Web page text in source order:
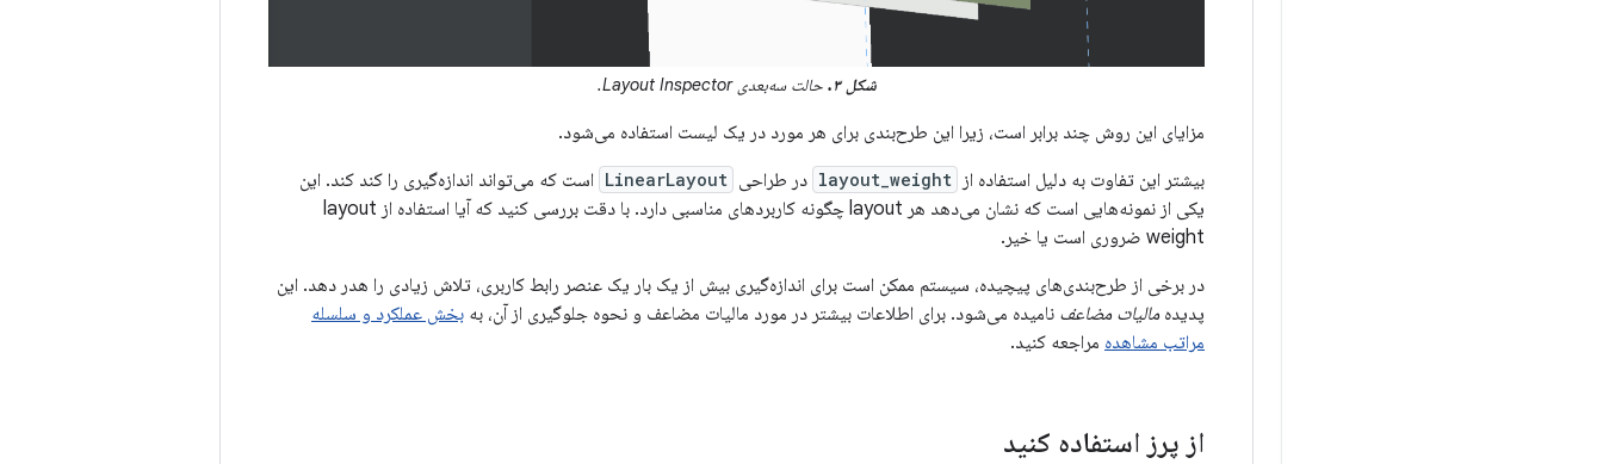
شکل ۳. حالت سه‌بعدی Layout Inspector.
مزایای این روش چند برابر است، زیرا این طرح‌بندی برای هر مورد در یک لیست استفاده می‌شود.
بیشتر این تفاوت به دلیل استفاده از layout_weight در طراحی LinearLayout است که می‌تواند اندازه‌گیری را کند کند. این
یکی از نمونه‌هایی است که نشان می‌دهد هر layout چگونه کاربردهای مناسبی دارد. با دقت بررسی کنید که آیا استفاده از layout
weight ضروری است یا خیر.
در برخی از طرح‌بندی‌های پیچیده، سیستم ممکن است برای اندازه‌گیری بیش از یک بار یک عنصر رابط کاربری، تلاش زیادی را هدر دهد. این
پدیده مالیات مضاعف نامیده می‌شود. برای اطلاعات بیشتر در مورد مالیات مضاعف و نحوه جلوگیری از آن، به بخش عملکرد و سلسله
مراتب مشاهده مراجعه کنید.
از پرز استفاده کنید